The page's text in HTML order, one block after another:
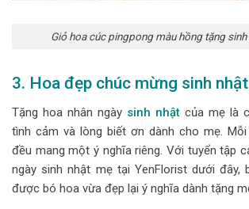
Giỏ hoa cúc pingpong màu hồng tặng sinh
3. Hoa đẹp chúc mừng sinh
Tặng hoa nhân ngày sinh nhật của mẹ là
tình cảm và lòng biết ơn dành cho mẹ.
đều mang một ý nghĩa riêng. Với tuyển tập
ngày sinh nhật mẹ tại YenFlorist dưới đây,
được bó hoa vừa đẹp lại ý nghĩa dành tặng